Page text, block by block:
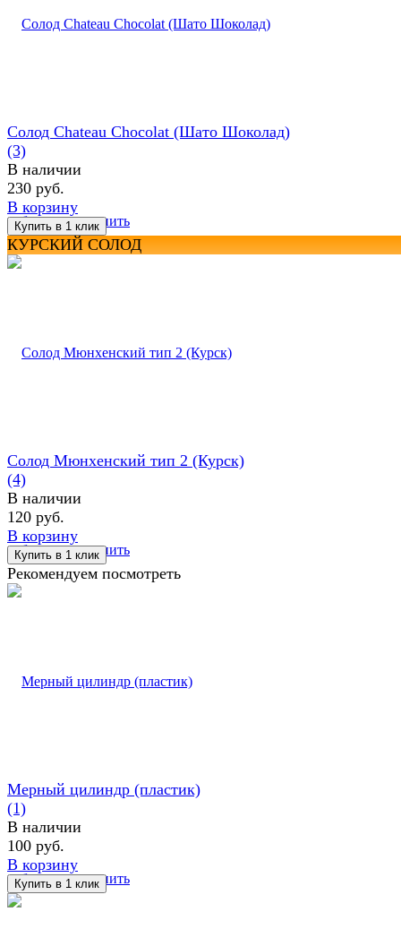
избранное сравнить
Солод Chateau Chocolat (Шато Шоколад)
(3)
В наличии
230 руб.
В корзину
КУРСКИЙ СОЛОД
избранное сравнить
Солод Мюнхенский тип 2 (Курск)
(4)
В наличии
120 руб.
В корзину
Рекомендуем посмотреть
избранное сравнить
Мерный цилиндр (пластик)
(1)
В наличии
100 руб.
В корзину